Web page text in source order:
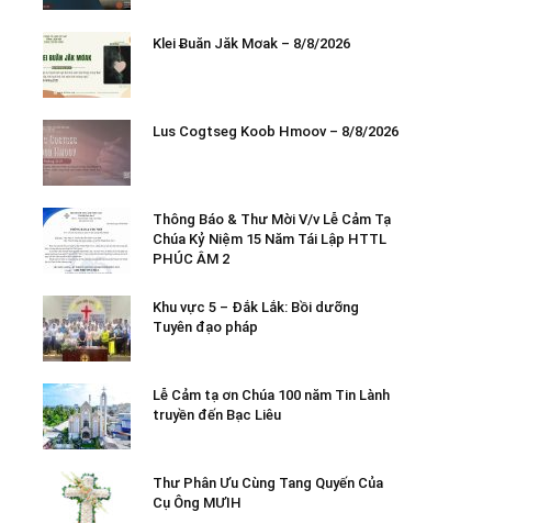
Klei Ƀuăn Jăk Mơak – 8/8/2026
Lus Cogtseg Koob Hmoov – 8/8/2026
Thông Báo & Thư Mời V/v Lễ Cảm Tạ
Chúa Kỷ Niệm 15 Năm Tái Lập HTTL
PHÚC ÂM 2
Khu vực 5 – Đắk Lắk: Bồi dưỡng
Tuyên đạo pháp
Lễ Cảm tạ ơn Chúa 100 năm Tin Lành
truyền đến Bạc Liêu
Thư Phân Ưu Cùng Tang Quyến Của
Cụ Ông MƯIH